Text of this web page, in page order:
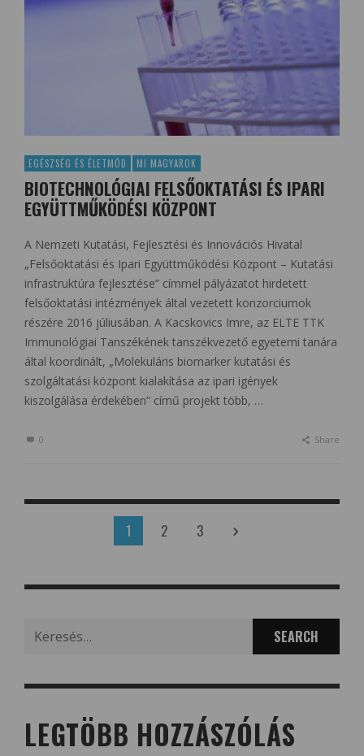
EGÉSZSÉG ÉS ÉLETMÓD MI MAGYAROK
BIOTECHNOLÓGIAI FELSŐOKTATÁSI ÉS IPARI
EGYÜTTMŰKÖDÉSI KÖZPONT
A Nemzeti Kutatási, Fejlesztési és Innovációs Hivatal
„Felsőoktatási és Ipari Együttműködési Központ – Kutatási
infrastruktúra fejlesztése” címmel pályázatot hirdetett
felsőoktatási intézmények által vezetett konzorciumok
részére 2016 júliusában. A Kacskovics Imre, az ELTE TTK
Immunológiai Tanszékének tanszékvezető egyetemi tanára
által koordinált, „Molekuláris biomarker kutatási és
szolgáltatási központ kialakítása az ipari igények
kiszolgálása érdekében” című projekt több, …
0 Share
1 2 3
LEGTÖBB HOZZÁSZÓLÁS